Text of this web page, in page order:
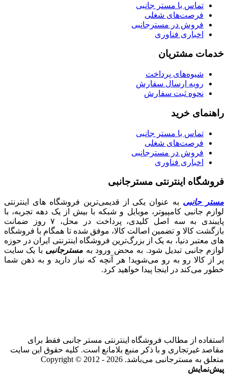
تماس با مستر جانبی
فرصت‌های شغلی
فروش در مسترجانبی
اخباری فناوری
خدمات مشتریان
شیوه‌های پرداخت
رویه ارسال سفارش
نحوه ثبت سفارش
راهنمای خرید
تماس با مستر جانبی
فرصت‌های شغلی
فروش در مسترجانبی
اخباری فناوری
فروشگاه اینترنتی مسترجانبی
مستر جانبی به عنوان یکی از قدیمی‌ترین فروشگاه های اینترنتی
لوازم جانبی کامپیوتر، موبایل و شبکه با بیش از یک دهه تجربه، با
پایبندی به سه اصل کلیدی، پرداخت در محل، ۷ روز ضمانت
بازگشت کالا و تضمین اصالت کالا، موفق شده تا همگام با فروشگاه‌
های معتبر دنیا، به یک از بزرگ‌ترین فروشگاه اینترنتی ایران در حوزه
لوازم جانبی تبدیل شود. به محض ورود به مسترجانبی با یک سایت
پر از کالا رو به رو می‌شوید! هر آنچه که نیاز دارید و به ذهن شما
خطور می‌کند در اینجا پیدا خواهید کرد.
استفاده از مطالب فروشگاه اینترنتی مستر جانبی فقط برای
مقاصد غیرتجاری و با ذکر منبع بلامانع است. کلیه حقوق این سایت
متعلق به مسترجانبی می‌باشد. Copyright © 2012 - 2026
پیش‌نمایش